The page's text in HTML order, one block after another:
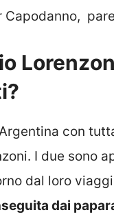
con
I due sono
dal loro
dai